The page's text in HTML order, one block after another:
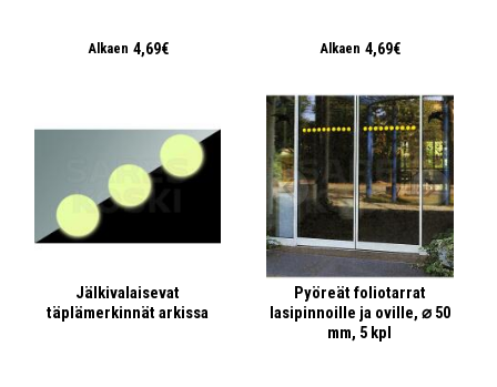
Alkaen 4,69€ Alkaen 4,69€
Jälkivalaisevat
täplämerkinnät arkissa
Pyöreät foliotarrat
lasipinnoille ja oville, ⌀ 50
mm, 5 kpl